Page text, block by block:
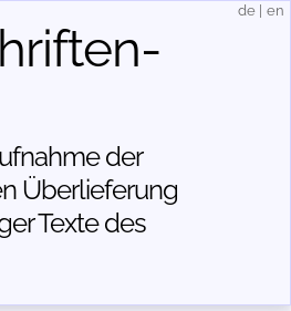
der
Über­lieferung
Texte des
de en